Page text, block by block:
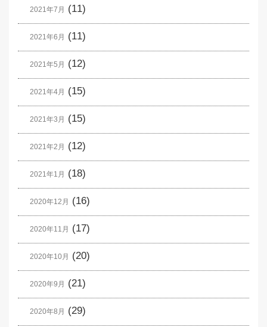
2021年7月 (11)
2021年6月 (11)
2021年5月 (12)
2021年4月 (15)
2021年3月 (15)
2021年2月 (12)
2021年1月 (18)
2020年12月 (16)
2020年11月 (17)
2020年10月 (20)
2020年9月 (21)
2020年8月 (29)